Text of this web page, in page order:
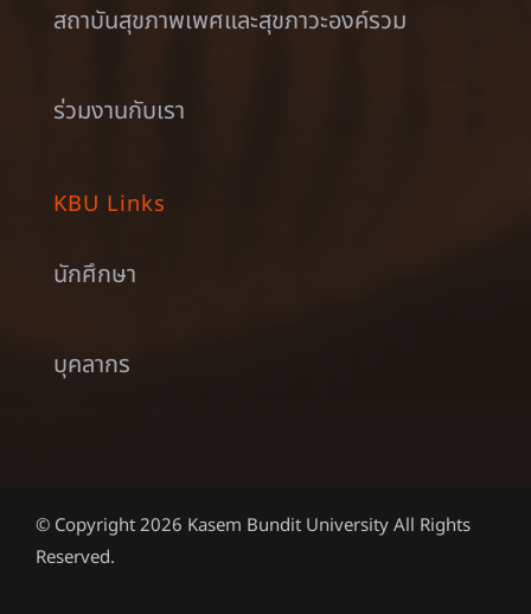
สถาบันสุขภาพเพศและสุขภาวะองค์รวม
ร่วมงานกับเรา
KBU Links
นักศึกษา
บุคลากร
© Copyright 2026 Kasem Bundit University All Rights
Reserved.